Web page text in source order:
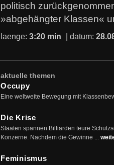
politisch
»abgehängter Klassen«
laenge: 3:20 min | datum:
aktuelle themen
Occupy
Eine weltweite Bewegung mit
Die Krise
Staaten spannen Billiarden teure
Konzerne. Nachdem die Gewinne ...
Feminismus